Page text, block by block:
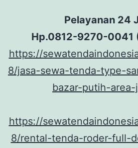
Pelayanan 24
Hp.0812-9270-0041
https://
8/jasa-sewa-tenda-type-
bazar-putih-
https://
8/rental-tenda-roder-full-